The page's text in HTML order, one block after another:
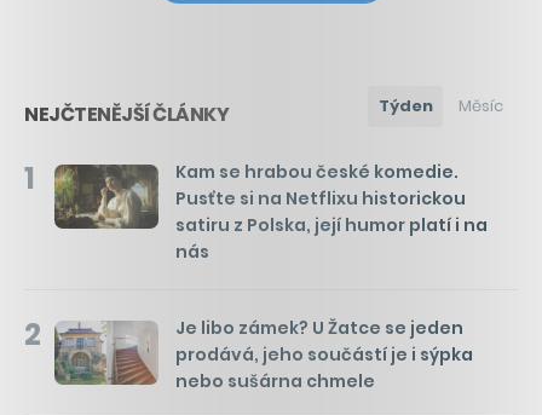
NEJČTENĚJŠÍ ČLÁNKY Týden Měsíc
1
Kam se hrabou české komedie.
Pusťte si na Netflixu historickou
satiru z Polska, její humor platí i na
nás
2
Je libo zámek? U Žatce se jeden
prodává, jeho součástí je i sýpka
nebo sušárna chmele